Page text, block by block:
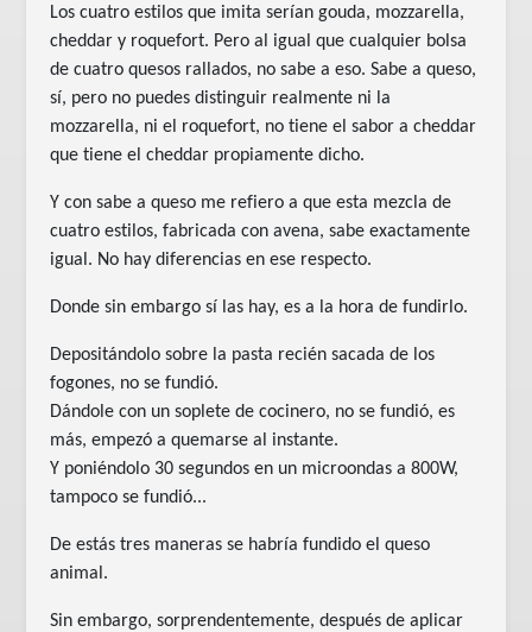
Los cuatro estilos que imita serían gouda, mozzarella,
cheddar y roquefort. Pero al igual que cualquier bolsa
de cuatro quesos rallados, no sabe a eso. Sabe a queso,
sí, pero no puedes distinguir realmente ni la
mozzarella, ni el roquefort, no tiene el sabor a cheddar
que tiene el cheddar propiamente dicho.
Y con sabe a queso me refiero a que esta mezcla de
cuatro estilos, fabricada con avena, sabe exactamente
igual. No hay diferencias en ese respecto.
Donde sin embargo sí las hay, es a la hora de fundirlo.
Depositándolo sobre la pasta recién sacada de los
fogones, no se fundió.
Dándole con un soplete de cocinero, no se fundió, es
más, empezó a quemarse al instante.
Y poniéndolo 30 segundos en un microondas a 800W,
tampoco se fundió...
De estás tres maneras se habría fundido el queso
animal.
Sin embargo, sorprendentemente, después de aplicar